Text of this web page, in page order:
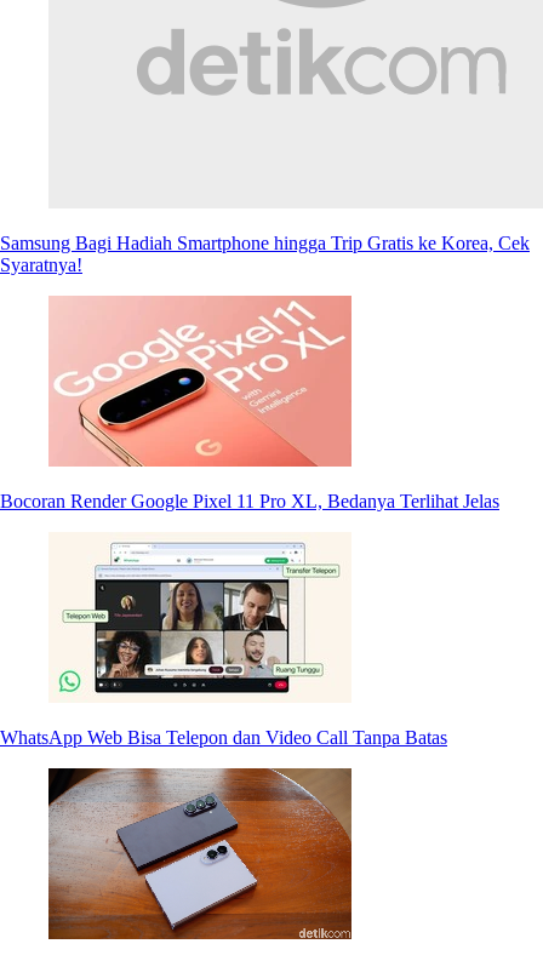
Samsung Bagi Hadiah Smartphone hingga Trip Gratis ke Korea, Cek
Syaratnya!
Bocoran Render Google Pixel 11 Pro XL, Bedanya Terlihat Jelas
WhatsApp Web Bisa Telepon dan Video Call Tanpa Batas